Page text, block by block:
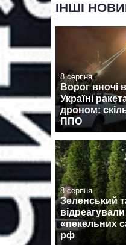
ІНШІ
8 серпня
Ворог вночі
Україні
дроном:
ППО
8 серпня
Зеленський
«пекельних
рф